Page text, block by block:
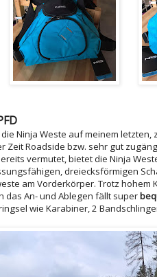
Ninja Weste auf meinem
Zeit Roadside bzw. sehr gut
vermutet, bietet die Ninja
dreiecksförmigen
am Vorderkörper. Trotz
das An- und Ablegen fällt super
wie Karabiner, 2